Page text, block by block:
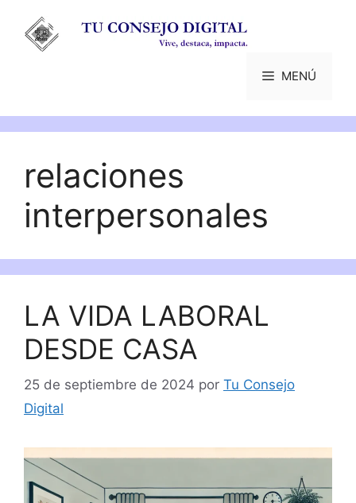
contenido
MENÚ
relaciones
interpersonales
LA VIDA LABORAL
DESDE CASA
25 de septiembre de 2024 por Tu Consejo
Digital